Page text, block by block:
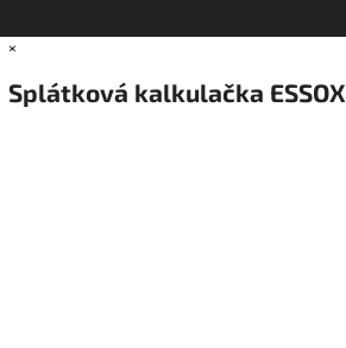
×
Splátková kalkulačka ESSOX